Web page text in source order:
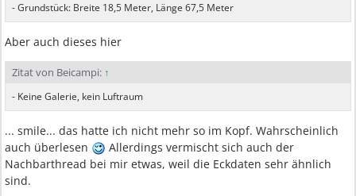
- Grundstück: Breite 18,5 Meter, Länge 67,5 Meter
Aber auch dieses hier
Zitat von Beicampi: ↑
- Keine Galerie, kein Luftraum
... smile... das hatte ich nicht mehr so im Kopf. Wahrscheinlich
auch überlesen
Allerdings vermischt sich auch der
Nachbarthread bei mir etwas, weil die Eckdaten sehr ähnlich
sind.